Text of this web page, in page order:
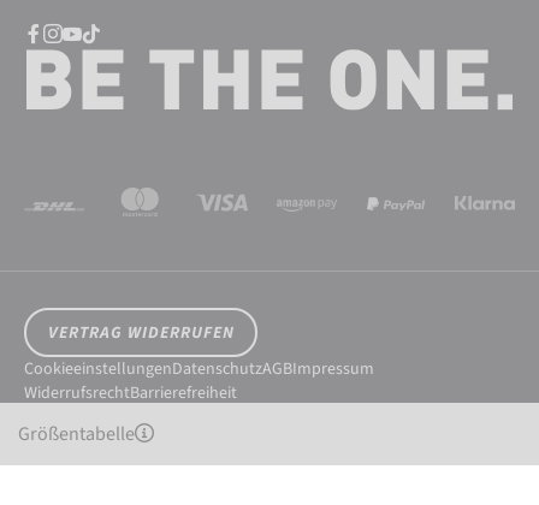
Größentabelle
VERTRAG WIDERRUFEN
CookieeinstellungenDatenschutzAGBImpressum
WiderrufsrechtBarrierefreiheit
© 2026 Reusch International SpA - AG